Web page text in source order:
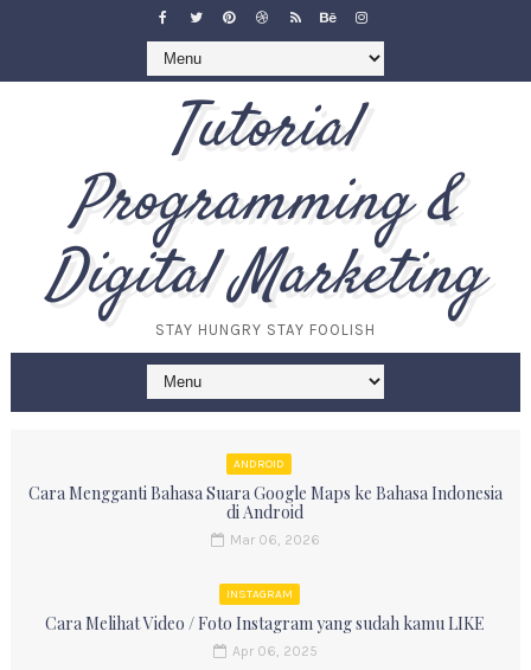
Tutorial
Programming &
Digital Marketing
STAY HUNGRY STAY FOOLISH
ANDROID
Cara Mengganti Bahasa Suara Google Maps ke Bahasa Indonesia
di Android
Mar 06, 2026
INSTAGRAM
Cara Melihat Video / Foto Instagram yang sudah kamu LIKE
Apr 06, 2025